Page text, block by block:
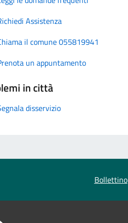
Assistenza
il comune 055819941
un appuntamento
in città
disservizio
Bollettino